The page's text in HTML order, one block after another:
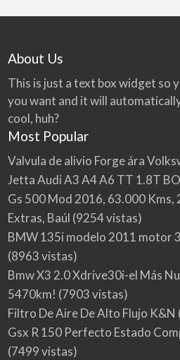
About Us
This is just a text box widget so
you want and it will
cool, huh?
Most Popular
Valvula de alivio Forge ára
Jetta Audi A3 A4 A6 TT 1.8T
Gs 500 Mod 2016, 63.000 Kms,
Extras, Baúl (9254 vistas)
BMW 135i modelo 2011 motor
(8963 vistas)
Bmw X3 2.0 Xdrive30i-el Más
5470km! (7903 vistas)
Filtro De Aire De Alto Flujo K&N
Gsx R 150 Perfecto Estado
(7499 vistas)